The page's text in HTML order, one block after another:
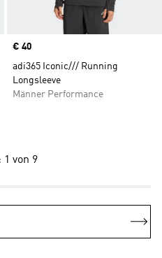
Price
€ 40
adi365 Iconic/// Running
Longsleeve
Männer Performance
1 von 9